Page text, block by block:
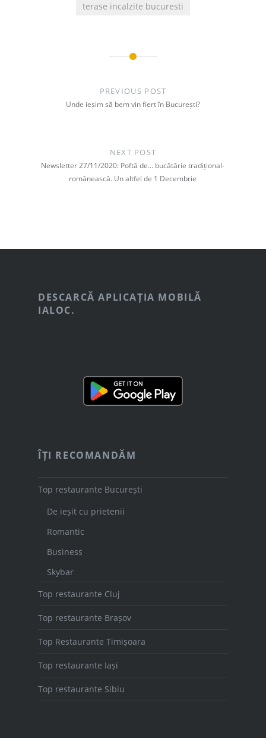
terase incalzite bucuresti
PREVIOUS POST
Unde ieșim să bem vin fiert în București?
NEXT POST
Newsletter 27/11/2020: Poftă de… bucătărie tradițional-
românească. Un altfel de 1 Decembrie
DESCARCĂ APLICAȚIA MOBILĂ
IALOC.
ÎȚI RECOMANDĂM
Top restaurante București
De ieșit cu prietenii
Romantic
Business
Skybar
Top restaurante Cluj
Top restaurante Brașov
Top Restaurante Timișoara
Top restaurante Iași
Top restaurante Sibiu